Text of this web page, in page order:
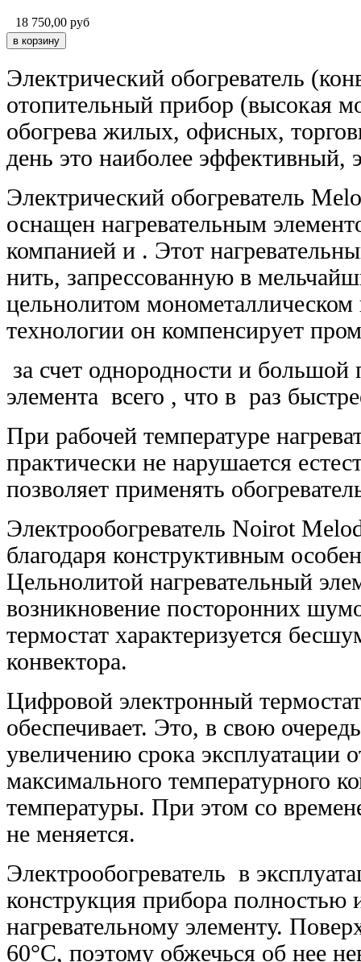
18 750,00 руб
Электрический обогреватель
отопительный прибор (высокая
обогрева жилых, офисных,
день это наиболее
Электрический обогреватель
оснащен нагревательным
компанией и . Этот
нить, запрессованную в
цельнолитом монометаллическом
технологии он компенсирует
за счет однородности и большой
элемента всего , что в раз
При рабочей температуре
практически не нарушается
позволяет применять
Электрообогреватель Noirot
благодаря конструктивным
Цельнолитой нагревательный
возникновение посторонних
термостат характеризуется
конвектора.
Цифровой электронный
обеспечивает. Это, в свою
увеличению срока эксплуатации
максимального температурного
температуры. При этом со
не меняется.
Электрообогреватель в
конструкция прибора полностью
нагревательному элементу.
60°С, поэтому обжечься об нее